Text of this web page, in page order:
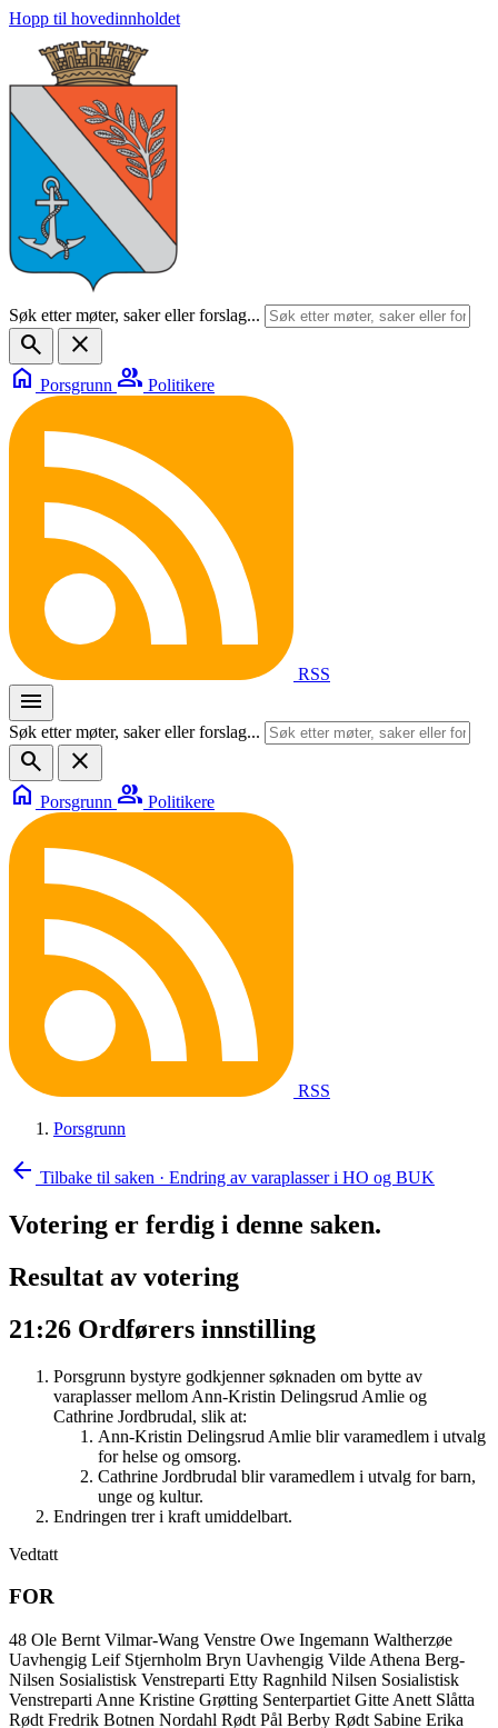
Hopp til hovedinnholdet
Søk etter møter, saker eller forslag...
search
close
home Porsgrunn group Politikere
RSS
menu
Søk etter møter, saker eller forslag...
search
close
home Porsgrunn group Politikere
RSS
Porsgrunn
arrow_back Tilbake til saken · Endring av varaplasser i HO og BUK
Votering er ferdig i denne saken.
Resultat av votering
21:26 Ordførers innstilling
Porsgrunn bystyre godkjenner søknaden om bytte av
varaplasser mellom Ann-Kristin Delingsrud Amlie og
Cathrine Jordbrudal, slik at:
Ann-Kristin Delingsrud Amlie blir varamedlem i utvalg
for helse og omsorg.
Cathrine Jordbrudal blir varamedlem i utvalg for barn,
unge og kultur.
Endringen trer i kraft umiddelbart.
Vedtatt
FOR
48 Ole Bernt Vilmar-Wang Venstre Owe Ingemann Waltherzøe
Uavhengig Leif Stjernholm Bryn Uavhengig Vilde Athena Berg-
Nilsen Sosialistisk Venstreparti Etty Ragnhild Nilsen Sosialistisk
Venstreparti Anne Kristine Grøtting Senterpartiet Gitte Anett Slåtta
Rødt Fredrik Botnen Nordahl Rødt Pål Berby Rødt Sabine Erika